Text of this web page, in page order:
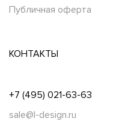
Публичная оферта
КОНТАКТЫ
+7 (495) 021-63-63
sale@l-design.ru